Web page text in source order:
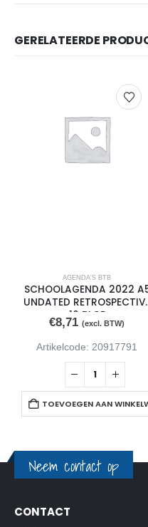
GERELATEERDE
AGENDA'S BTB
SCHOOLAGENDA 2022
UNDATED
10 BLOE
€8,71 (excl. BTW)
Artikelcode: 20917791
TOEVOEGEN AAN
Neem contact op
CONTACT